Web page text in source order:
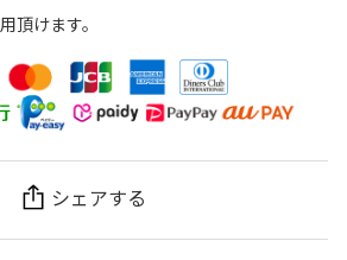
頂けます。
シェアする